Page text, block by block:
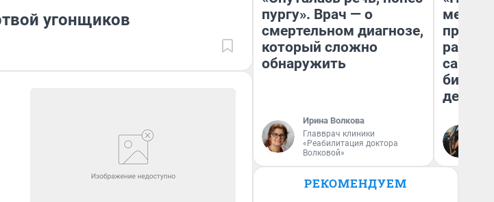
угонщиков
пургу». Врач — о
смертельном диагнозе,
который сложно
обнаружить
Ирина Волкова
Главврач клиники
«Реабилитация доктора
Волковой»
самом
РЕКОМЕНДУЕМ